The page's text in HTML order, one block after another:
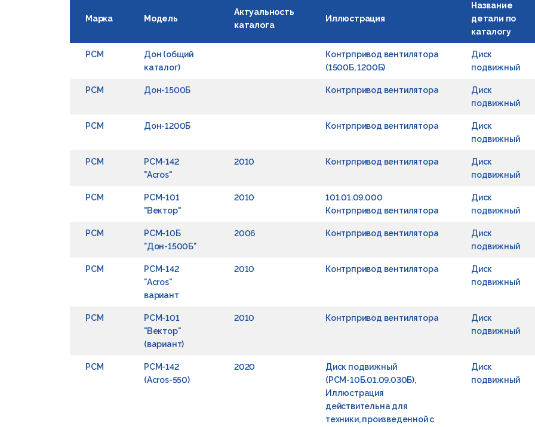
Марка Модель
Актуальность
каталога
Иллюстрация
Название
детали по
каталогу
РСМ
Дон (общий
каталог)
Контрпривод вентилятора
(1500Б, 1200Б)
Диск
подвижный
РСМ Дон-1500Б Контрпривод вентилятора
Диск
подвижный
РСМ Дон-1200Б Контрпривод вентилятора
Диск
подвижный
РСМ
РСМ-142
"Acros"
2010 Контрпривод вентилятора
Диск
подвижный
РСМ
РСМ-101
"Вектор"
2010
101.01.09.000
Контрпривод вентилятора
Диск
подвижный
РСМ
РСМ-10Б
"Дон-1500Б"
2006 Контрпривод вентилятора
Диск
подвижный
РСМ
РСМ-142
"Acros"
вариант
2010 Контрпривод вентилятора
Диск
подвижный
РСМ
РСМ-101
"Вектор"
(вариант)
2010 Контрпривод вентилятора
Диск
подвижный
РСМ
РСМ-142
(Acros-550)
2020
Диск подвижный
(РСМ-10Б.01.09.030Б),
Иллюстрация
действительна для
техники, произведенной с
Диск
подвижный